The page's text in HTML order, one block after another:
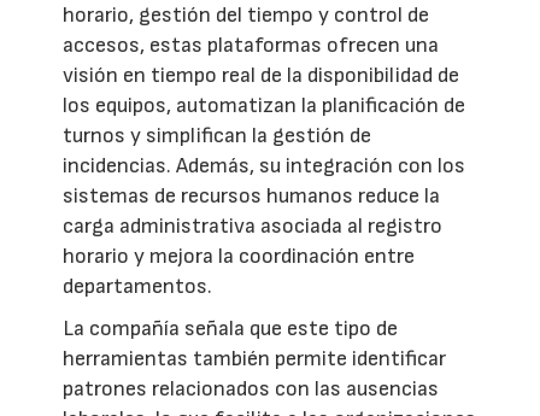
horario, gestión del tiempo y control de
accesos, estas plataformas ofrecen una
visión en tiempo real de la disponibilidad de
los equipos, automatizan la planificación de
turnos y simplifican la gestión de
incidencias. Además, su integración con los
sistemas de recursos humanos reduce la
carga administrativa asociada al registro
horario y mejora la coordinación entre
departamentos.
La compañía señala que este tipo de
herramientas también permite identificar
patrones relacionados con las ausencias